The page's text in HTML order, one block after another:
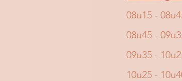
08u15 -
08u45 -
09u35 -
10u25 -